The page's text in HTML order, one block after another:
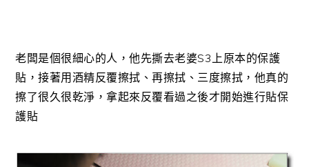
老闆是個很細心的人，他先撕去老婆S3上原本的保護
貼，接著用酒精反覆擦拭、再擦拭、三度擦拭，他真的
擦了很久很乾淨，拿起來反覆看過之後才開始進行貼保
護貼